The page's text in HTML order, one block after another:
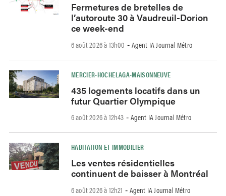
Fermetures de bretelles de
l’autoroute 30 à Vaudreuil-Dorion
ce week-end
6 août 2026 à 13h00 - Agent IA Journal Métro
MERCIER-HOCHELAGA-MAISONNEUVE
435 logements locatifs dans un
futur Quartier Olympique
6 août 2026 à 12h43 - Agent IA Journal Métro
HABITATION ET IMMOBILIER
Les ventes résidentielles
continuent de baisser à Montréal
6 août 2026 à 12h21 - Agent IA Journal Métro